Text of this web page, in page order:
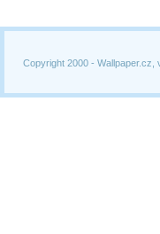
Copyright 2000 - Wallpaper.cz,